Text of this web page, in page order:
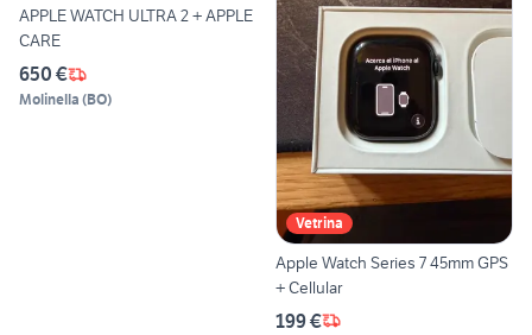
APPLE WATCH ULTRA 2 + APPLE
CARE
650 €
Molinella (BO)
Vetrina
Apple Watch Series 7 45mm GPS
+ Cellular
199 €